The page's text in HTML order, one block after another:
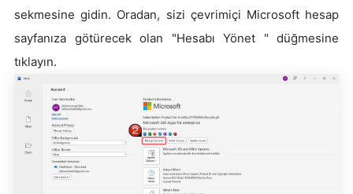
sekmesine gidin. Oradan, sizi çevrimiçi Microsoft hesap
sayfanıza götürecek olan "Hesabı Yönet " düğmesine
tıklayın.